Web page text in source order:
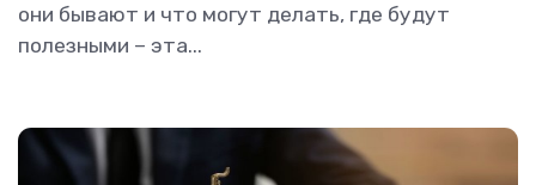
они бывают и что могут делать, где будут
полезными – эта...